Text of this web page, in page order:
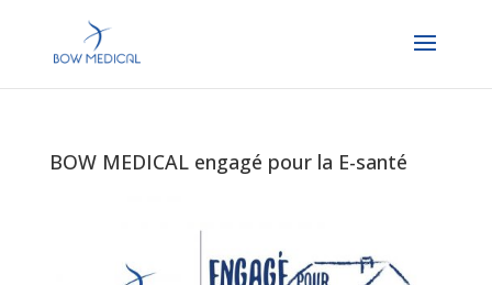
BOW MEDICAL engagé pour la E-santé